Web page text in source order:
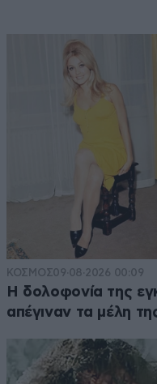
ΚΟΣΜΟΣ09·08·2026 00:09
Η δολοφονία της
απέγιναν τα μέλη